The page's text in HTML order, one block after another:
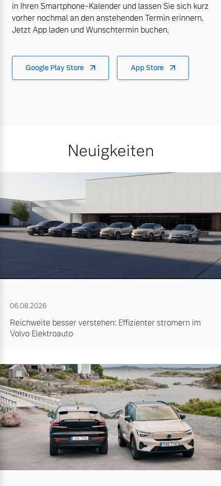
in Ihren Smartphone-Kalender und lassen Sie sich kurz
vorher nochmal an den anstehenden Termin erinnern.
Jetzt App laden und Wunschtermin buchen.
Google Play Store App Store
Neuigkeiten
06.08.2026
Reichweite besser verstehen: Effizienter stromern im
Volvo Elektroauto